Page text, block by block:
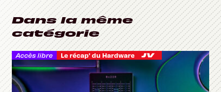
Dans la même
catégorie
Accès libre Le récap' du Hardware